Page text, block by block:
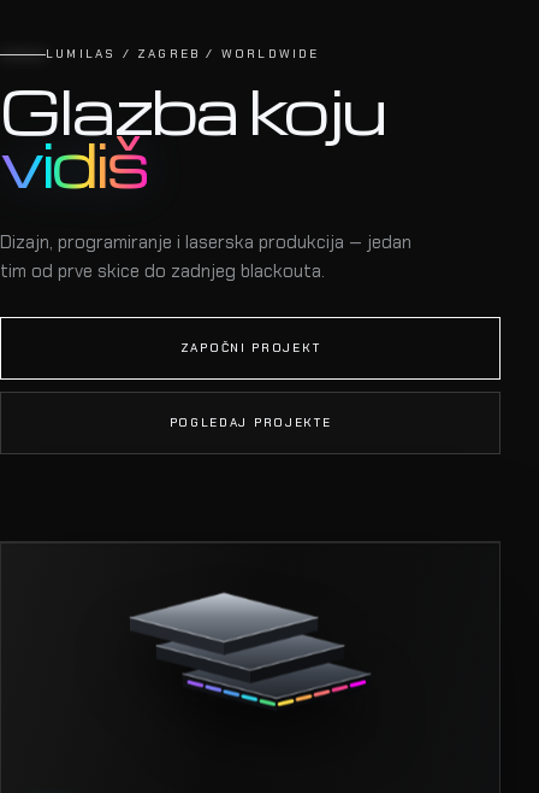
LUMILAS / ZAGREB / WORLDWIDE
Glazba koju
vidiš
Dizajn, programiranje i laserska produkcija — jedan
tim od prve skice do zadnjeg blackouta.
ZAPOČNI PROJEKT
POGLEDAJ PROJEKTE